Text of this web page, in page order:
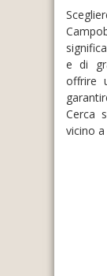
e di
offrire
Cerca
vicino